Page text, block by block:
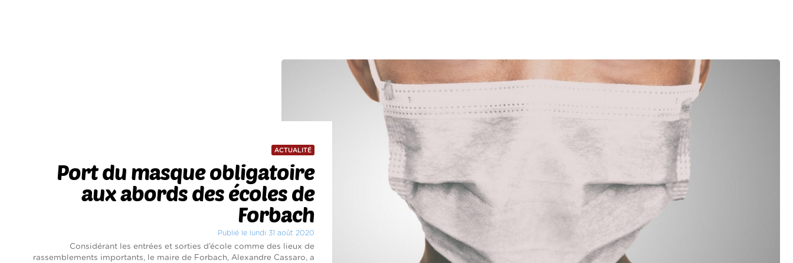
ACTUALITÉ
Port du masque obligatoire
aux abords des écoles de
Forbach
Publié le lundi 31 août 2020
Considérant les entrées et sorties d’école comme des lieux de
rassemblements importants, le maire de Forbach, Alexandre Cassaro, a